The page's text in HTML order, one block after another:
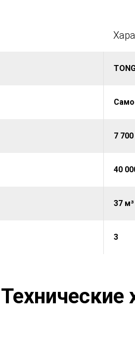
7
40
37 м³
3
Технические